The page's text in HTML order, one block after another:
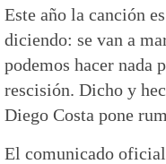
Este año la canción
diciendo: se van a
podemos hacer nada
rescisión. Dicho y
Diego Costa pone
El comunicado